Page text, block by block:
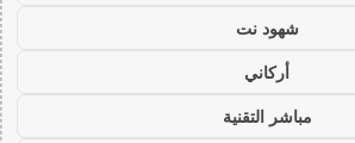
شهود نت
أركاني
مباشر التقنية